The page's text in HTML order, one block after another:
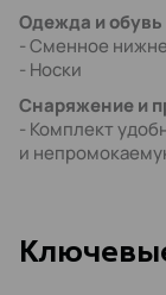
Одежда и обувь
- Сменное
- Носки
Снаряжение и
- Комплект
и